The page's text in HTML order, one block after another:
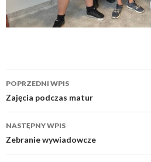
Nawigacja
wpisu
POPRZEDNI WPIS
Zajęcia podczas matur
NASTĘPNY WPIS
Zebranie wywiadowcze